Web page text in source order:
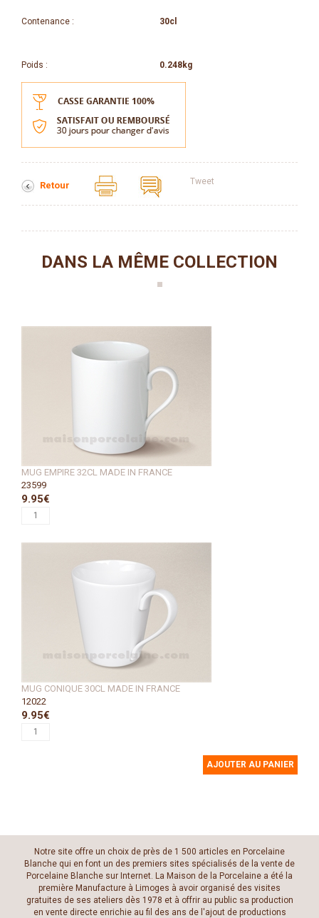
Contenance : 30cl
Poids : 0.248kg
Retour Tweet
DANS LA MÊME COLLECTION
MUG EMPIRE 32CL MADE IN FRANCE
23599
9.95€
MUG CONIQUE 30CL MADE IN FRANCE
12022
9.95€
AJOUTER AU PANIER
Notre site offre un choix de près de 1 500 articles en Porcelaine
Blanche qui en font un des premiers sites spécialisés de la vente de
Porcelaine Blanche sur Internet. La Maison de la Porcelaine a été la
première Manufacture à Limoges à avoir organisé des visites
gratuites de ses ateliers dès 1978 et à offrir au public sa production
en vente directe enrichie au fil des ans de l'ajout de productions